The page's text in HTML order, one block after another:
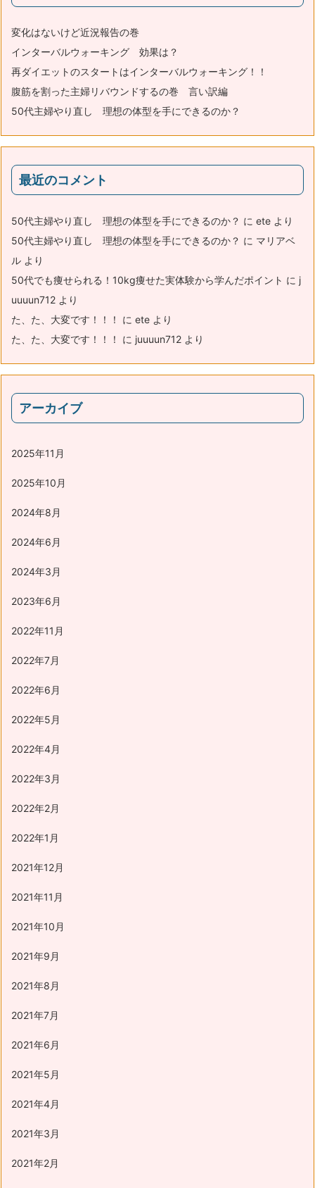
変化はないけど近況報告の巻
インターバルウォーキング 効果は？
再ダイエットのスタートはインターバルウォーキング！！
腹筋を割った主婦リバウンドするの巻 言い訳編
50代主婦やり直し 理想の体型を手にできるのか？
最近のコメント
50代主婦やり直し 理想の体型を手にできるのか？ に ete より
50代主婦やり直し 理想の体型を手にできるのか？ に マリアベ
ル より
50代でも痩せられる！10kg痩せた実体験から学んだポイント に j
uuuun712 より
た、た、大変です！！！
に ete より
た、た、大変です！！！
に juuuun712 より
アーカイブ
2025年11月
2025年10月
2024年8月
2024年6月
2024年3月
2023年6月
2022年11月
2022年7月
2022年6月
2022年5月
2022年4月
2022年3月
2022年2月
2022年1月
2021年12月
2021年11月
2021年10月
2021年9月
2021年8月
2021年7月
2021年6月
2021年5月
2021年4月
2021年3月
2021年2月